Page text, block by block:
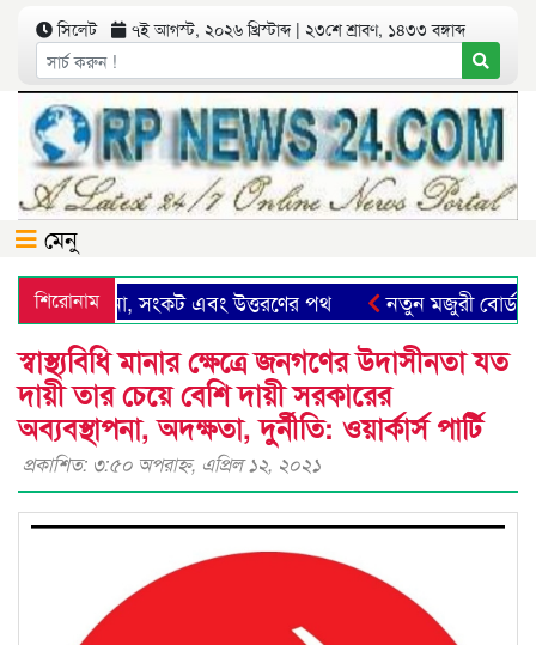
সিলেট ৭ই আগস্ট, ২০২৬ খ্রিস্টাব্দ | ২৩শে শ্রাবণ, ১৪৩৩ বঙ্গাব্দ
মেনু
শিরোনাম
সম্ভাবনা, সংকট এবং উত্তরণের পথ নতুন মজুরী বোর্ড
স্বাস্থ্যবিধি মানার ক্ষেত্রে জনগণের উদাসীনতা যত
দায়ী তার চেয়ে বেশি দায়ী সরকারের
অব্যবস্থাপনা, অদক্ষতা, দুর্নীতি: ওয়ার্কার্স পার্টি
প্রকাশিত: ৩:৫০ অপরাহ্ণ, এপ্রিল ১২, ২০২১